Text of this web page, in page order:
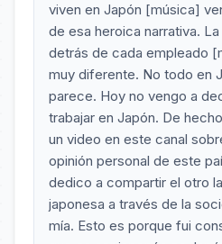
viven en Japón [música]
de esa heroica narrativa.
detrás de cada empleado
muy diferente. No todo en
parece. Hoy no vengo a
trabajar en Japón. De
un video en este canal
opinión personal de este
dedico a compartir el otro
japonesa a través de la
mía. Esto es porque fui